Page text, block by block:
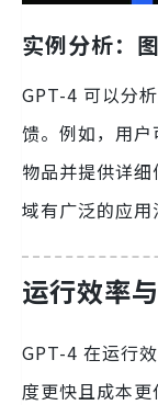
实例分析：
GPT-4 可以分
馈。例如，用
物品并提供详
域有广泛的应用
运行效率
GPT-4 在运行
度更快且成本